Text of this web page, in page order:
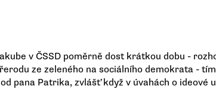
v ČSSD poměrně dost krátkou dobu -
ze zeleného na sociálního demokrata -
pana Patrika, zvlášť když v úvahách o ideové